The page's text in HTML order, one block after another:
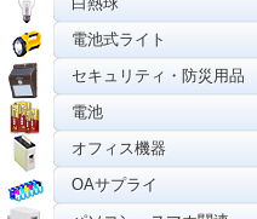
電池式ライト
セキュリティ・防災用品
電池
オフィス機器
OAサプライ